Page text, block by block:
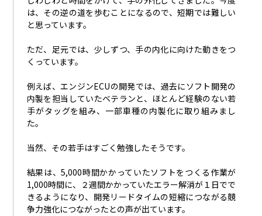
は、その逆の道を歩むことになるので、短期では難しい
と思っています。
ただ、足元では、少しずつ、手の内化に向けた動きをつ
くっています。
例えば、エンジンECUの開発では、過去にソフト開発の
内製を担当していたベテランと、ほとんど経験のない若
手がタッグを組み、一部車種の内製化に取り組みまし
た。
当然、その若手はすごく勉強したそうです。
結果は、5,000時間かかっていたソフトをつくる作業が
1,000時間に、２週間かかっていたエラー解消が１日でで
きるようになり、開発リードタイムの短縮につながる競
争力強化につながったとの声が出ています。